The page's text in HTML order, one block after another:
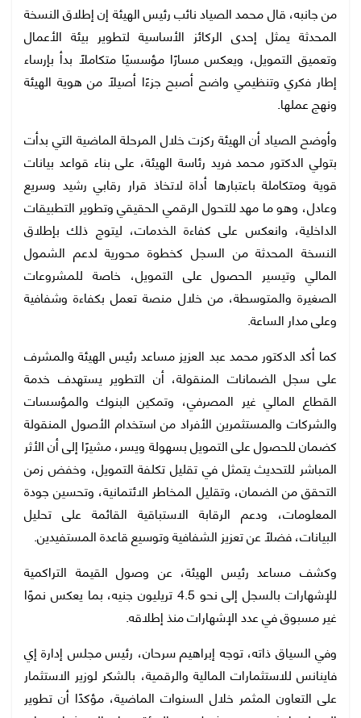
من جانبه، قال محمد الصياد نائب رئيس الهيئة إن إطلاق النسخة
المحدثة يمثل إحدى الركائز الأساسية لتطوير بيئة الأعمال
وتعميق التمويل، ويعكس مسارًا مؤسسيًا متكاملًا بدأ بإرساء
إطار فكري وتنظيمي واضح أصبح جزءًا أصيلًا من هوية الهيئة
ونهج عملها.
وأوضح الصياد أن الهيئة ركزت خلال المرحلة الماضية التي بدأت
بتولي الدكتور محمد فريد رئاسة الهيئة، على بناء قواعد بيانات
قوية ومتكاملة باعتبارها أداة لاتخاذ قرار رقابي رشيد وسريع
وعادل، وهو ما مهد للتحول الرقمي الحقيقي وتطوير التطبيقات
الداخلية، وانعكس على كفاءة الخدمات، ليتوج ذلك بإطلاق
النسخة المحدثة من السجل كخطوة محورية لدعم الشمول
المالي وتيسير الحصول على التمويل، خاصة للمشروعات
الصغيرة والمتوسطة، من خلال منصة تعمل بكفاءة وشفافية
وعلى مدار الساعة.
كما أكد الدكتور محمد عبد العزيز مساعد رئيس الهيئة والمشرف
على سجل الضمانات المنقولة، أن التطوير يستهدف خدمة
القطاع المالي غير المصرفي، وتمكين البنوك والمؤسسات
والشركات والمستثمرين الأفراد من استخدام الأصول المنقولة
كضمان للحصول على التمويل بسهولة ويسر، مشيرًا إلى أن الأثر
المباشر للتحديث يتمثل في تقليل تكلفة التمويل، وخفض زمن
التحقق من الضمان، وتقليل المخاطر الائتمانية، وتحسين جودة
المعلومات، ودعم الرقابة الاستباقية القائمة على تحليل
البيانات، فضلًا عن تعزيز الشفافية وتوسيع قاعدة المستفيدين.
وكشف مساعد رئيس الهيئة، عن وصول القيمة التراكمية
للإشهارات بالسجل إلى نحو 4.5 تريليون جنيه، بما يعكس نموًا
غير مسبوق في عدد الإشهارات منذ إطلاقه.
وفي السياق ذاته، توجه إبراهيم سرحان، رئيس مجلس إدارة إي
فاينانس للاستثمارات المالية والرقمية، بالشكر لوزير الاستثمار
على التعاون المثمر خلال السنوات الماضية، مؤكدًا أن تطوير